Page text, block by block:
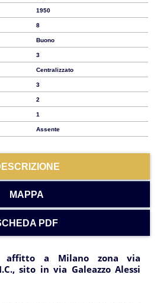
1950
8
Buono
3
Centralizzato
3
2
1
Assente
MAPPA
PDF
affitto a Milano zona via
sito in via Galeazzo Alessi